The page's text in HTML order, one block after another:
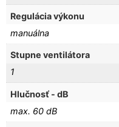
Regulácia výkonu
manuálna
Stupne ventilátora
1
Hlučnosť - dB
max. 60 dB